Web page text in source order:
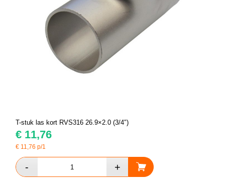
T-stuk las kort RVS316 26.9×2.0 (3/4″)
€ 11,76
€ 11,76 p/1